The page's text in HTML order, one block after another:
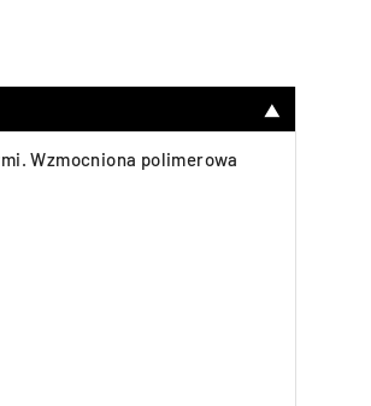
▼
Wzmocniona polimerowa